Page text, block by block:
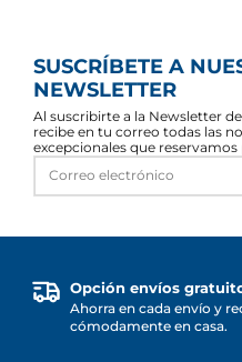
SUSCRÍBETE A
NEWSLETTER
Al suscribirte a la Newsletter
recibe en tu correo todas las
excepcionales que
Opción envíos
Ahorra en cada envío y
cómodamente en casa.